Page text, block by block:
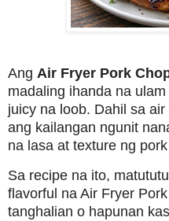
Ang Air Fryer Pork
madaling ihanda na
juicy na loob. Dahil sa
ang kailangan ngunit
na lasa at texture ng
Sa recipe na ito,
flavorful na Air Fryer
tanghalian o hapunan